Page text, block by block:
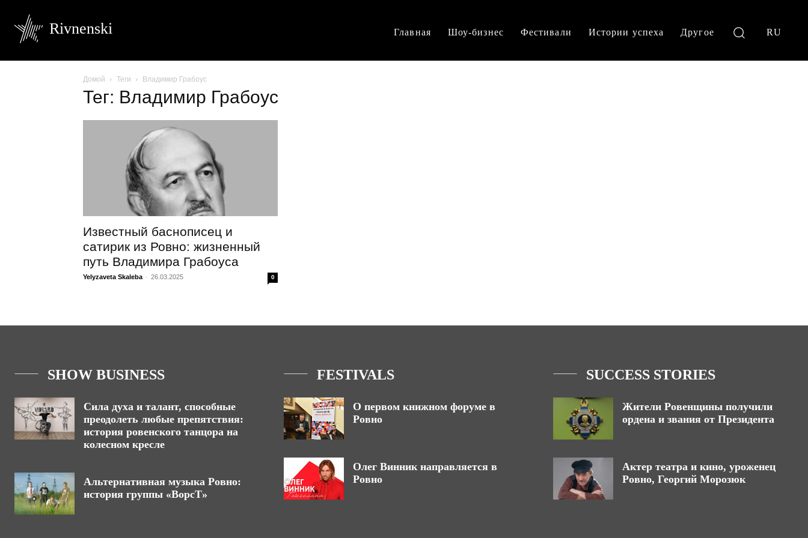
Rivnenski Главная Шоу-бизнес Фестивали Истории успеха Другое RU
Домой Теги Владимир Грабоус
Тег: Владимир Грабоус
Известный баснописец и
сатирик из Ровно: жизненный
путь Владимира Грабоуса
Yelyzaveta Skaleba - 26.03.2025 0
SHOW BUSINESS
Сила духа и талант, способные
преодолеть любые препятствия:
история ровенского танцора на
колесном кресле
Альтернативная музыка Ровно:
история группы «ВорсТ»
FESTIVALS
О первом книжном форуме в
Ровно
Олег Винник направляется в
Ровно
SUCCESS STORIES
Жители Ровенщины получили
ордена и звания от Президента
Актер театра и кино, уроженец
Ровно, Георгий Морозюк